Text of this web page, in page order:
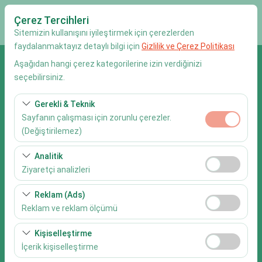
Çerez Tercihleri
Sitemizin kullanışını iyileştirmek için çerezlerden
faydalanmaktayız detaylı bilgi için Gizlilik ve Çerez Politikası
Aşağıdan hangi çerez kategorilerine izin verdiğinizi
seçebilirsiniz.
Gerekli & Teknik
Sayfanın çalışması için zorunlu çerezler.
(Değiştirilemez)
Bu çerezler sitenin doğru şekilde çalışması, güvenlik,
oturum yönetimi ve temel işlevler için gereklidir. Devre
dışı bırakılamaz.
Analitik
Ziyaretçi analizleri
Bu çerezler, sitemizin nasıl kullanıldığını (ziyaretçi sayısı,
en çok ziyaret edilen sayfalar, kullanıcı davranışları)
analiz etmemizi sağlar. Bu veriler, web sitesi
performansını ölçmek ve kullanıcı deneyimini sürekli
iyileştirmek için kullanılır.
Reklam (Ads)
Reklam ve reklam ölçümü
Bu çerezler, size ilgi alanlarınıza uygun kişiselleştirilmiş
reklamlar göstermemize ve reklam kampanyalarımızın
etkinliğini (gösterim sayısı, tıklama oranı) ölçmemize
Kişiselleştirme
İçerik kişiselleştirme
Alış Lokasyonu
Muğla Göcek Marina
Aracı farklı bir lokasyona bırakacağım.
Alış Tarih & Saat
Bırakış Tarih & Saat